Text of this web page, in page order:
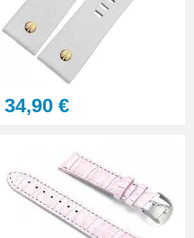
34,90 €